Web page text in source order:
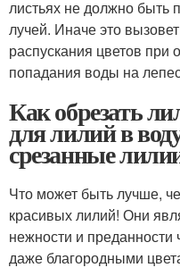
листьях не должно быть
лучей. Иначе это
распускания цветов при
попадания воды на
Как обрезать
для лилий в
срезанные
Что может быть лучше,
красивых лилий! Они
нежности и
даже благородными